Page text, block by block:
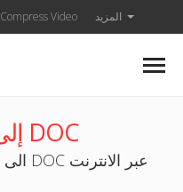
Compress Video المزيد
محول XLS إلى DOC
تحويل جداول XLS الى مستندات DOC عبر الانترنت